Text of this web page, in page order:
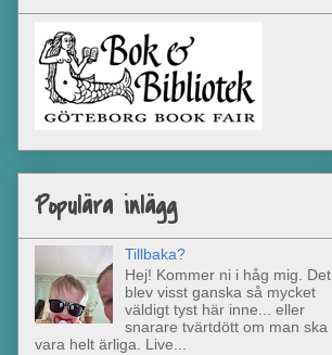
Populära inlägg
Tillbaka?
Hej! Kommer ni i håg mig. Det
blev visst ganska så mycket
väldigt tyst här inne... eller
snarare tvärtdött om man ska
vara helt ärliga. Live...